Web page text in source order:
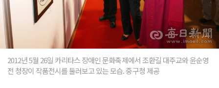
2012년 5월 26일 카리타스 장애인 문화축제에서 조환길 대주교와 윤순영
전 청장이 작품전시를 둘러보고 있는 모습. 중구청 제공